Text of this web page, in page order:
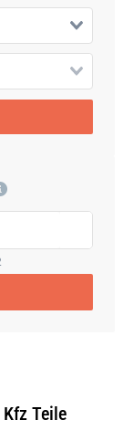
Teile